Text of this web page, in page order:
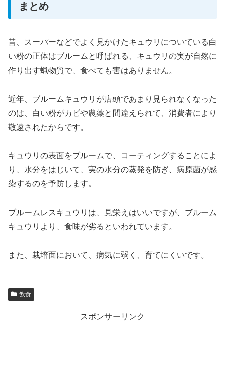
まとめ
昔、スーパーなどでよく見かけたキュウリについている白
い粉の正体はブルームと呼ばれる、キュウリの実が自然に
作り出す蝋物質で、食べても害はありません。
近年、ブルームキュウリが店頭であまり見られなくなった
のは、白い粉がカビや農薬と間違えられて、消費者により
敬遠されたからです。
キュウリの表面をブルームで、コーティングすることによ
り、水分をはじいて、実の水分の蒸発を防ぎ、病原菌が感
染するのを予防します。
ブルームレスキュウリは、見栄えはいいですが、ブルーム
キュウリより、食味が劣るといわれています。
また、栽培面において、病気に弱く、育てにくいです。
飲食
スポンサーリンク